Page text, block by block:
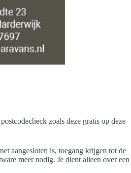
zoals deze gratis op deze
aangesloten is, toegang krijgen tot de
meer nodig. Je dient alleen over een